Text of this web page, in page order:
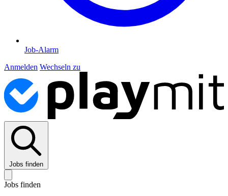
Job-Alarm
Anmelden Wechseln zu
Jobs finden
Jobs finden